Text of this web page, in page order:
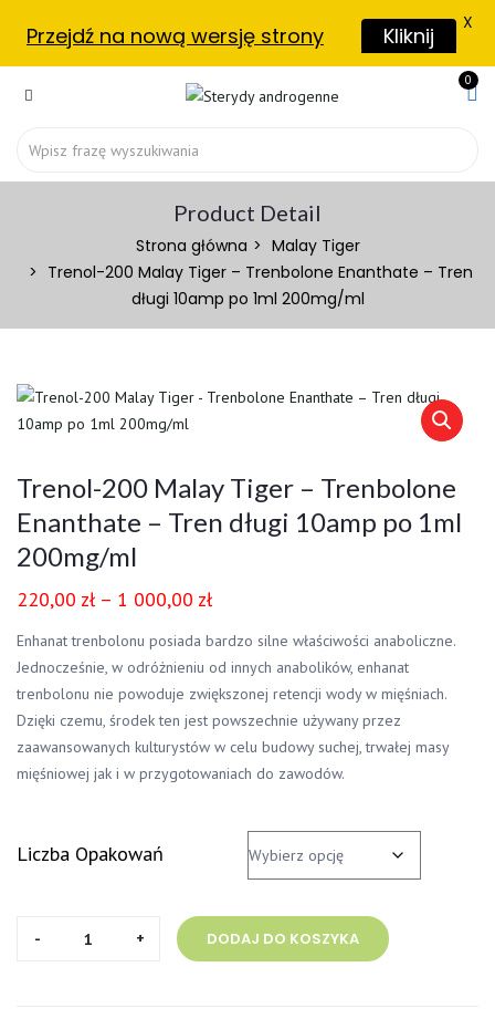
0
Product Detail
Strona główna
Malay Tiger
Trenol-200 Malay Tiger – Trenbolone Enanthate – Tren
długi 10amp po 1ml 200mg/ml
Trenol-200 Malay Tiger – Trenbolone
Enanthate – Tren długi 10amp po 1ml
200mg/ml
220,00 zł – 1 000,00 zł
Enhanat trenbolonu posiada bardzo silne właściwości anaboliczne.
Jednocześnie, w odróżnieniu od innych anabolików, enhanat
trenbolonu nie powoduje zwiększonej retencji wody w mięśniach.
Dzięki czemu, środek ten jest powszechnie używany przez
zaawansowanych kulturystów w celu budowy suchej, trwałej masy
mięśniowej jak i w przygotowaniach do zawodów.
Liczba Opakowań
ilość
DODAJ DO KOSZYKA
Przejdź na nową wersję strony Kliknij X